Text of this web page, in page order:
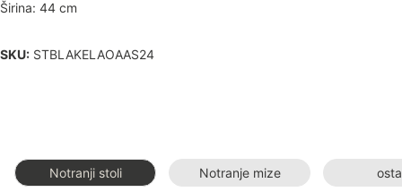
Širina: 44 cm
SKU: STBLAKELAOAAS24
Notranji stoli Notranje mize